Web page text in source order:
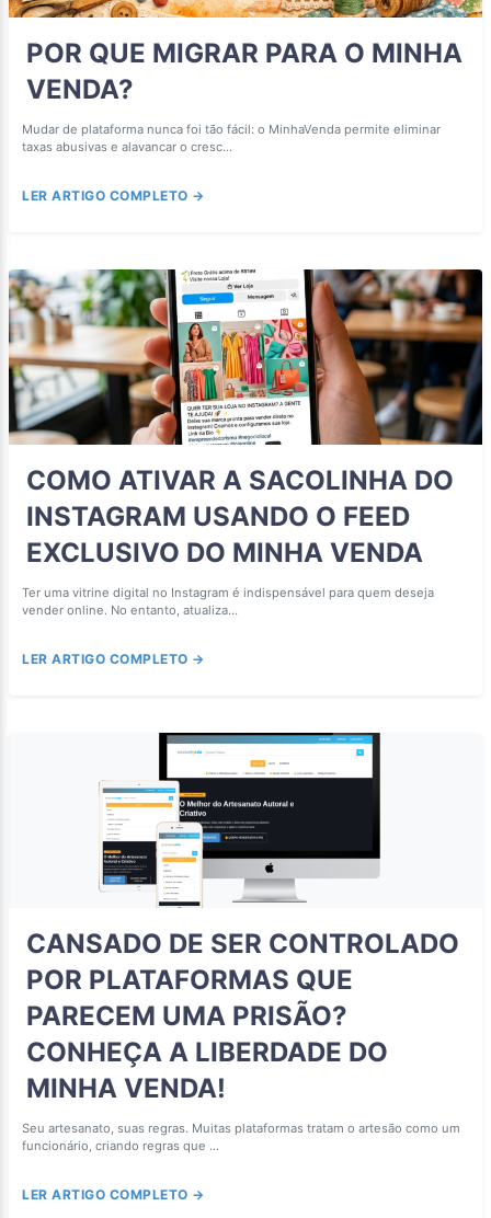
POR QUE MIGRAR PARA O MINHA
VENDA?
Mudar de plataforma nunca foi tão fácil: o MinhaVenda permite eliminar
taxas abusivas e alavancar o cresc...
LER ARTIGO COMPLETO →
COMO ATIVAR A SACOLINHA DO
INSTAGRAM USANDO O FEED
EXCLUSIVO DO MINHA VENDA
Ter uma vitrine digital no Instagram é indispensável para quem deseja
vender online. No entanto, atualiza...
LER ARTIGO COMPLETO →
CANSADO DE SER CONTROLADO
POR PLATAFORMAS QUE
PARECEM UMA PRISÃO?
CONHEÇA A LIBERDADE DO
MINHA VENDA!
Seu artesanato, suas regras. Muitas plataformas tratam o artesão como um
funcionário, criando regras que ...
LER ARTIGO COMPLETO →